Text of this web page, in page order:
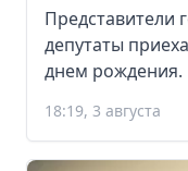
Представители
депутаты
днем рождения.
18:19, 3 августа